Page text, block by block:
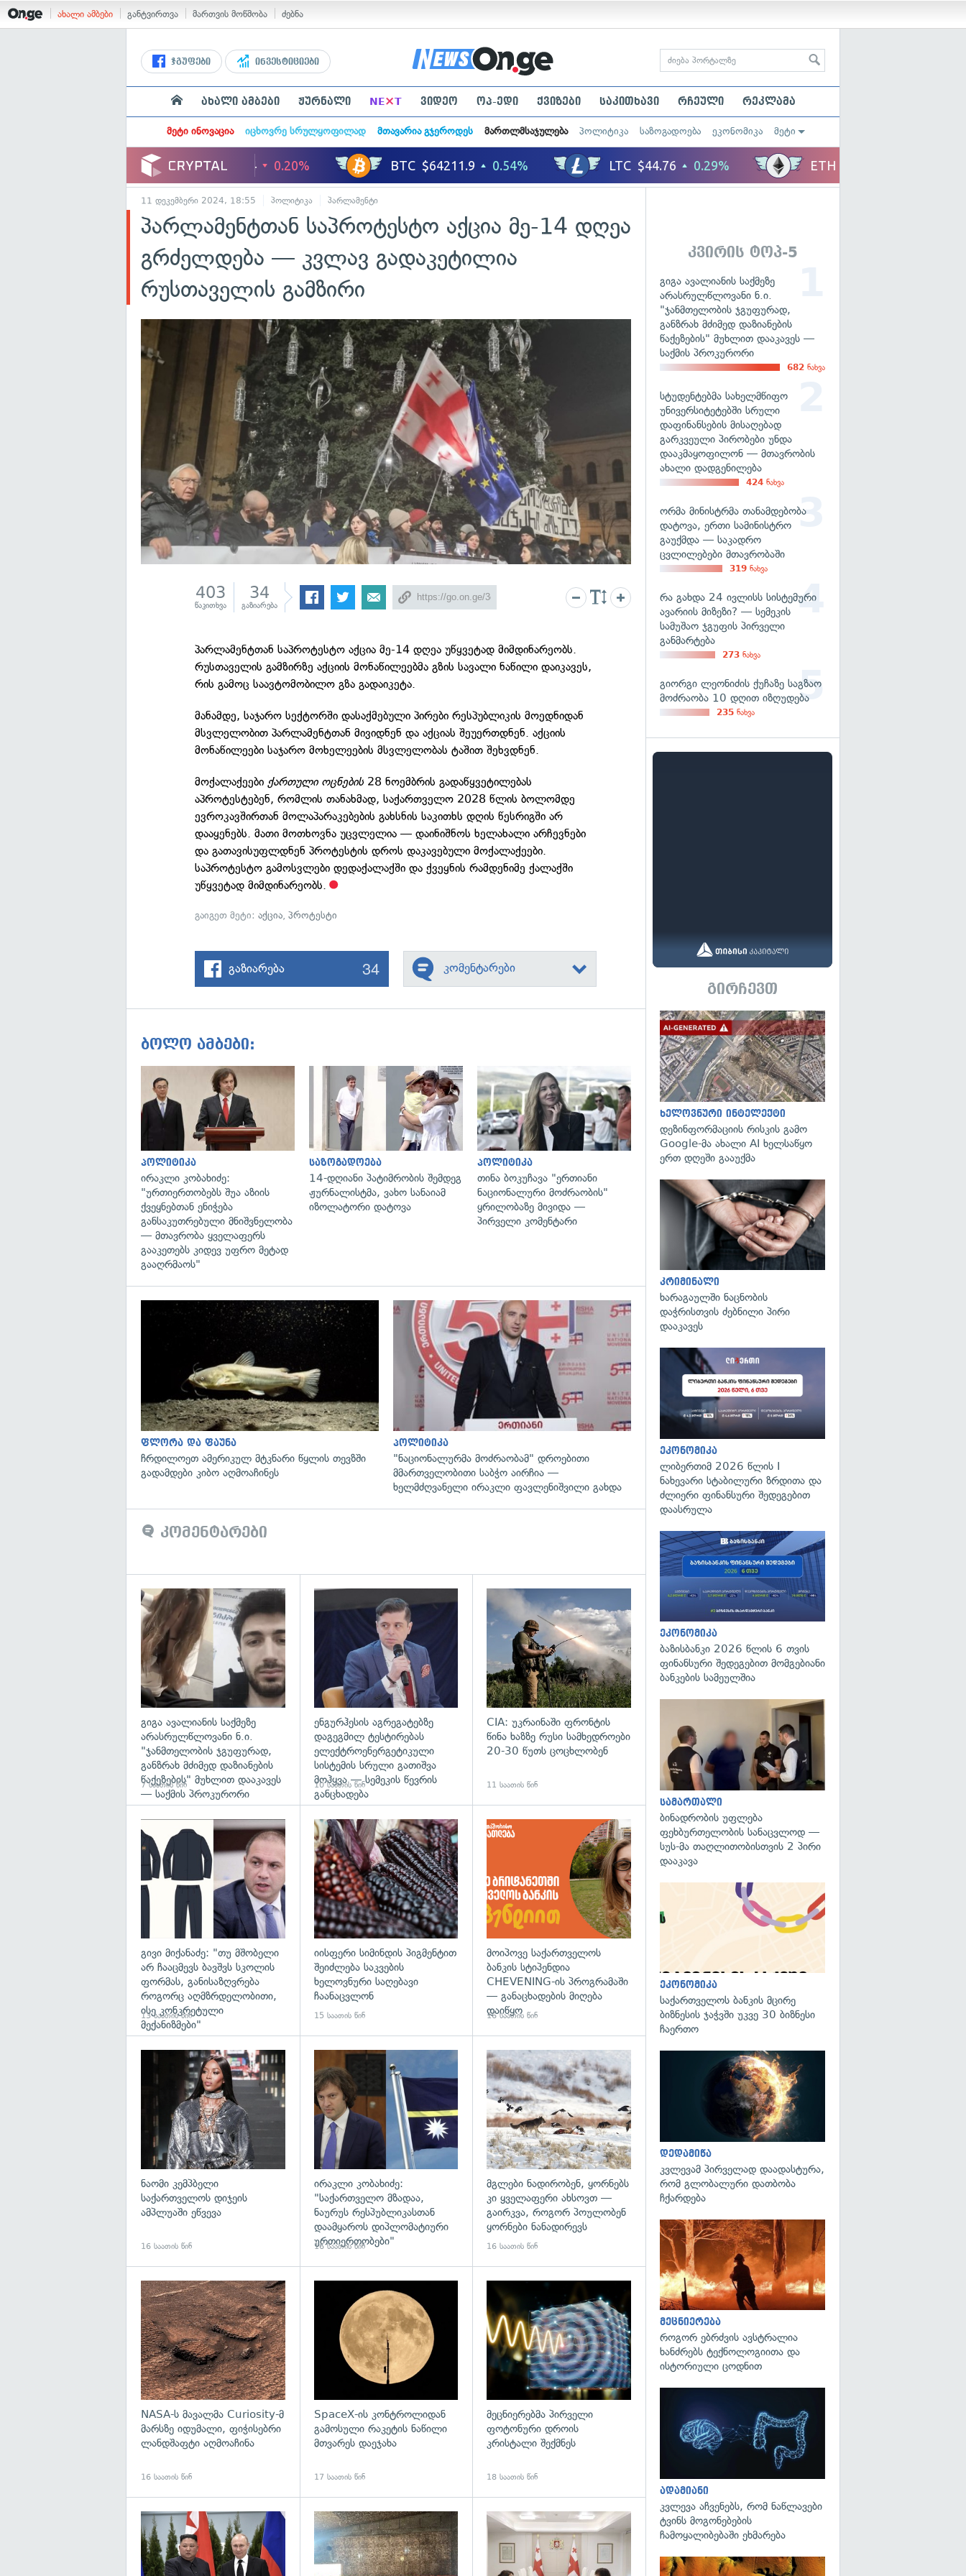
ახალი ამბები განტვირთვა მართვის მოწმობა ძებნა
ჯგუფები ინვესტიციები
ახალი ამბები ჟურნალი NE×T ვიდეო ოპ-ედი ქვიზები საკითხავი რჩეული რეკლამა
მეტი ინოვაცია იცხოვრე სრულყოფილად მთავარია გჯეროდეს მართლმსაჯულება პოლიტიკა საზოგადოება ეკონომიკა მეტი
11 დეკემბერი 2024, 18:55 პოლიტიკა პარლამენტი
პარლამენტთან საპროტესტო აქცია მე-14 დღეა
გრძელდება — კვლავ გადაკეტილია
რუსთაველის გამზირი
403
წაკითხვა
34
გაზიარება
პარლამენტთან საპროტესტო აქცია მე-14 დღეა უწყვეტად მიმდინარეობს.
რუსთაველის გამზირზე აქციის მონაწილეებმა გზის სავალი ნაწილი დაიკავეს,
რის გამოც საავტომობილო გზა გადაიკეტა.
მანამდე, საჯარო სექტორში დასაქმებული პირები რესპუბლიკის მოედნიდან
მსვლელობით პარლამენტთან მივიდნენ და აქციას შეუერთდნენ. აქციის
მონაწილეები საჯარო მოხელეების მსვლელობას ტაშით შეხვდნენ.
მოქალაქეებიქართული ოცნების28 ნოემბრის გადაწყვეტილებას
აპროტესტებენ, რომლის თანახმად, საქართველო 2028 წლის ბოლომდე
ევროკავშირთან მოლაპარაკებების გახსნის საკითხს დღის წესრიგში არ
დააყენებს. მათი მოთხოვნა უცვლელია — დაინიშნოს ხელახალი არჩევნები
და გათავისუფლდნენ პროტესტის დროს დაკავებული მოქალაქეები.
საპროტესტო გამოსვლები დედაქალაქში და ქვეყნის რამდენიმე ქალაქში
უწყვეტად მიმდინარეობს.
გაიგეთ მეტი:აქცია,პროტესტი
გაზიარება 34 კომენტარები
ბოლო ამბები:
გადახედვა
პოლიტიკა
ირაკლი კობახიძე:
"ურთიერთობებს შუა აზიის
ქვეყნებთან ენიჭება
განსაკუთრებული მნიშვნელობა
— მთავრობა ყველაფერს
გააკეთებს კიდევ უფრო მეტად
გააღრმაოს"
გადახედვა
საზოგადოება
14-დღიანი პატიმრობის შემდეგ
ჟურნალისტმა, ვახო სანაიამ
იზოლატორი დატოვა
გადახედვა
პოლიტიკა
თინა ბოკუჩავა "ერთიანი
ნაციონალური მოძრაობის"
ყრილობაზე მივიდა —
პირველი კომენტარი
გადახედვა
ფლორა და ფაუნა
ჩრდილოეთ ამერიკულ მტკნარი წყლის თევზში
გადამდები კიბო აღმოაჩინეს
გადახედვა
პოლიტიკა
"ნაციონალურმა მოძრაობამ" დროებითი
მმართველობითი საბჭო აირჩია —
ხელმძღვანელი ირაკლი ფავლენიშვილი გახდა
კომენტარები
გიგა ავალიანის საქმეზე
არასრულწლოვანი ნ.ი.
"ჯანმთელობის ჯგუფურად,
განზრახ მძიმედ დაზიანების
წაქეზების" მუხლით დააკავეს
— საქმის პროკურორი
7 საათის წინ
გადახედვა
ენგურჰესის აგრეგატებზე
დაგეგმილ ტესტირებას
ელექტროენერგეტიკული
სისტემის სრული გათიშვა
მოჰყვა — სემეკის წევრის
განცხადება
10 საათის წინ
CIA: უკრაინაში ფრონტის
წინა ხაზზე რუსი სამხედროები
20-30 წუთს ცოცხლობენ
11 საათის წინ
გადახედვა
გივი მიქანაძე: "თუ მშობელი
არ ჩააცმევს ბავშვს სკოლის
ფორმას, განისაზღვრება
როგორც აღმზრდელობითი,
ისე კონკრეტული
მექანიზმები"
13 საათის წინ
გადახედვა
იისფერი სიმინდის პიგმენტით
შეიძლება საკვების
ხელოვნური საღებავი
ჩაანაცვლონ
15 საათის წინ
მოიპოვე საქართველოს
ბანკის სტიპენდია
CHEVENING-ის პროგრამაში
— განაცხადების მიღება
დაიწყო
16 საათის წინ
გადახედვა
ნაომი კემპბელი
საქართველოს დიჯეის
ამპლუაში ეწვევა
16 საათის წინ
გადახედვა
ირაკლი კობახიძე:
"საქართველო მზადაა,
ნაურუს რესპუბლიკასთან
დაამყაროს დიპლომატიური
ურთიერთობები"
16 საათის წინ
მგლები ნადირობენ, ყორნებს
კი ყველაფერი ახსოვთ —
გაირკვა, როგორ პოულობენ
ყორნები ნანადირევს
16 საათის წინ
NASA-ს მავალმა Curiosity-მ
მარსზე იდუმალი, ფიჭისებრი
ლანდშაფტი აღმოაჩინა
16 საათის წინ
გადახედვა
SpaceX-ის კონტროლიდან
გამოსული რაკეტის ნაწილი
მთვარეს დაეჯახა
17 საათის წინ
გადახედვა
მეცნიერებმა პირველი
ფოტონური დროის
კრისტალი შექმნეს
18 საათის წინ
გადახედვა გადახედვა გადახედვა
კვირის ტოპ-5
გიგა ავალიანის საქმეზე
არასრულწლოვანი ნ.ი.
"ჯანმთელობის ჯგუფურად,
განზრახ მძიმედ დაზიანების
წაქეზების" მუხლით დააკავეს —
საქმის პროკურორი
682 ნახვა
სტუდენტებმა სახელმწიფო
უნივერსიტეტებში სრული
დაფინანსების მისაღებად
გარკვეული პირობები უნდა
დააკმაყოფილონ — მთავრობის
ახალი დადგენილება
424 ნახვა
ორმა მინისტრმა თანამდებობა
დატოვა, ერთი სამინისტრო
გაუქმდა — საკადრო
ცვლილებები მთავრობაში
319 ნახვა
რა გახდა 24 ივლისს სისტემური
ავარიის მიზეზი? — სემეკის
სამუშაო ჯგუფის პირველი
განმარტება
273 ნახვა
გიორგი ლეონიძის ქუჩაზე საგზაო
მოძრაობა 10 დღით იზღუდება
235 ნახვა
გირჩევთ
ხელოვნური ინტელექტი
დეზინფორმაციის რისკის გამო
Google-მა ახალი AI ხელსაწყო
ერთ დღეში გააუქმა
კრიმინალი
ხარაგაულში ნაცნობის
დაჭრისთვის ძებნილი პირი
დააკავეს
ეკონომიკა
ლიბერთიმ 2026 წლის I
ნახევარი სტაბილური ზრდითა და
ძლიერი ფინანსური შედეგებით
დაასრულა
ეკონომიკა
ბაზისბანკი 2026 წლის 6 თვის
ფინანსური შედეგებით მომგებიანი
ბანკების სამეულშია
სამართალი
ბინადრობის უფლება
ფეხბურთელობის სანაცვლოდ —
სუს-მა თაღლითობისთვის 2 პირი
დააკავა
ეკონომიკა
საქართველოს ბანკის მცირე
ბიზნესის ჯაჭვში უკვე 30 ბიზნესი
ჩაერთო
დედამიწა
კვლევამ პირველად დაადასტურა,
რომ გლობალური დათბობა
ჩქარდება
მეცნიერება
როგორ ებრძვის ავსტრალია
ხანძრებს ტექნოლოგიითა და
ისტორიული ცოდნით
ადამიანი
კვლევა აჩვენებს, რომ ნაწლავები
ტვინს მოგონებების
ჩამოყალიბებაში ეხმარება